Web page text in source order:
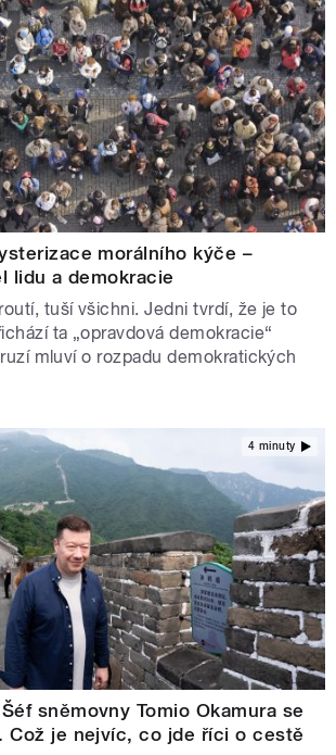
morálního kýče –
lidu a demokracie
tuší všichni. Jedni tvrdí, že je to
ta „opravdová demokracie“
mluví o rozpadu demokratických
4 minuty
sněmovny Tomio Okamura se
Což je nejvíc, co jde říci o cestě